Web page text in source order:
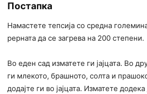
Постапка
Намастете тепсија со средна
рерната да се загрева на 200 степени.
Во еден сад изматете ги јајцата. Во
ги млекото, брашното, солта и
додајте ги во јајцата. Изматете